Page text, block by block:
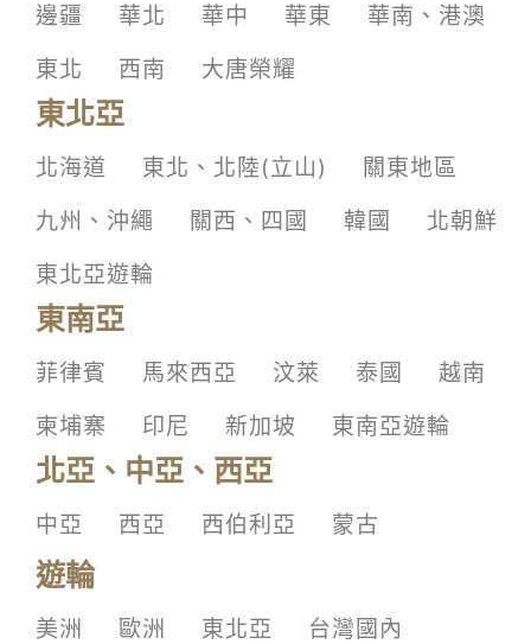
邊疆 華北 華中 華東
華南、港澳
東北
西南 大唐榮耀
東北亞
北海道 東北、北陸(立山)
關東地區
九州、沖繩
關西、四國 韓國
北朝鮮
東北亞遊輪
東南亞
菲律賓 馬來西亞 汶萊 泰國
越南
柬埔寨
印尼 新加坡 東南亞遊輪
北亞、中亞、西亞
中亞 西亞 西伯利亞 蒙古
遊輪
美洲 歐洲 東北亞
台灣國內